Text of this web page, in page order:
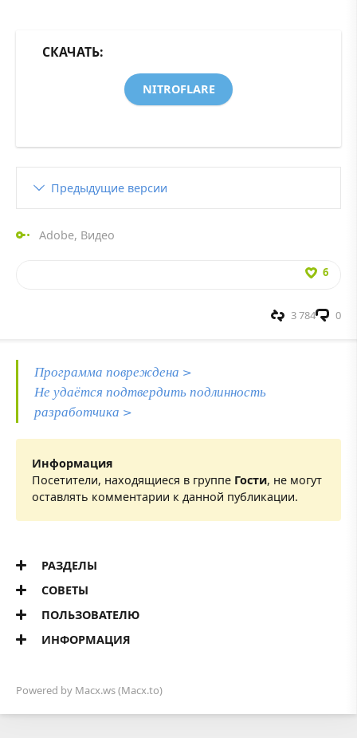
СКАЧАТЬ:
NITROFLARE
Предыдущие версии
Adobe, Видео
6
0
3 784
Программа повреждена >
Не удаётся подтвердить подлинность
разработчика >
Информация
Посетители, находящиеся в группе Гости, не могут
оставлять комментарии к данной публикации.
РАЗДЕЛЫ
СОВЕТЫ
ПОЛЬЗОВАТЕЛЮ
ИНФОРМАЦИЯ
Powered by Macx.ws(Macx.to)